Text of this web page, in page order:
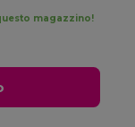
magazzino!